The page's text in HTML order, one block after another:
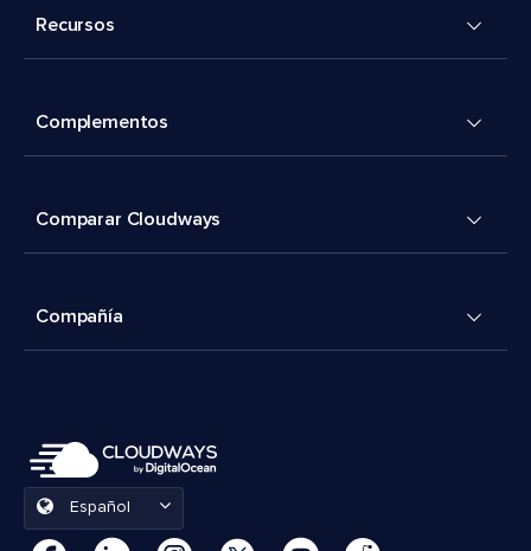
Recursos
Complementos
Comparar Cloudways
Compañía
Español